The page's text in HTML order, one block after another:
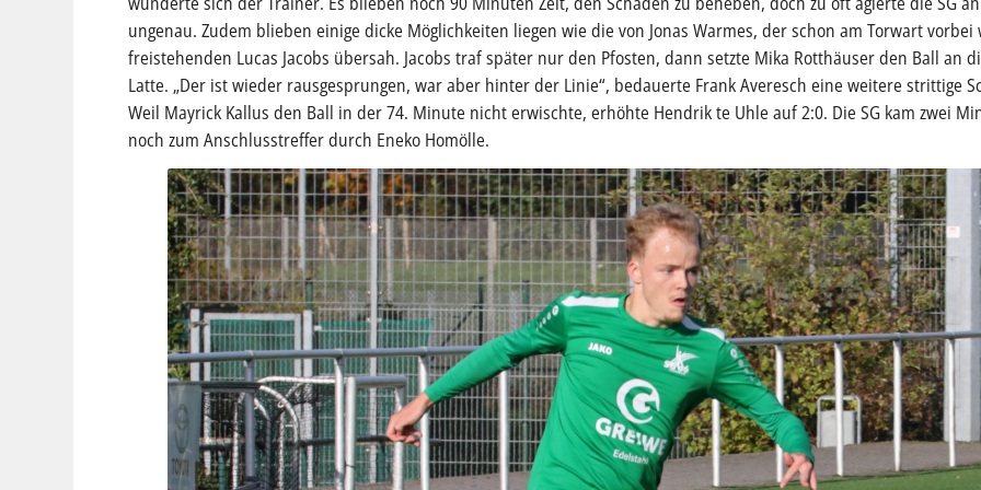
ungenau. Zudem blieben einige dicke Möglichkeiten liegen wie die von Jonas Warmes, der schon am Torwart
freistehenden Lucas Jacobs übersah. Jacobs traf später nur den Pfosten, dann setzte Mika Rotthäuser den Ball an
Latte. „Der ist wieder rausgesprungen, war aber hinter der Linie“, bedauerte Frank Averesch eine weitere strittige
Weil Mayrick Kallus den Ball in der 74. Minute nicht erwischte, erhöhte Hendrik te Uhle auf 2:0. Die SG kam zwei
noch zum Anschlusstreffer durch Eneko Homölle.